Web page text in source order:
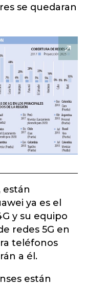
se quedaran
están
ya es el
y su equipo
redes 5G en
teléfonos
a él.
están